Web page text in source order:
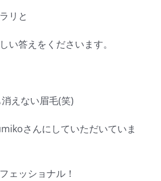
リと
い答えをくださいます。
えない眉毛(笑)
さんにしていただいていま
ェッショナル！